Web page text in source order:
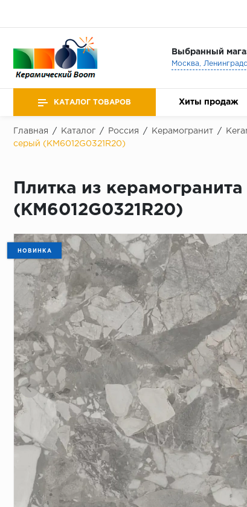
Выбранный
КАТАЛОГ ТОВАРОВ Хиты продаж
Главная / Каталог / Россия / Керамогранит /
серый (KM6012G0321R20)
Плитка из
(KM6012G0321R20)
НОВИНКА